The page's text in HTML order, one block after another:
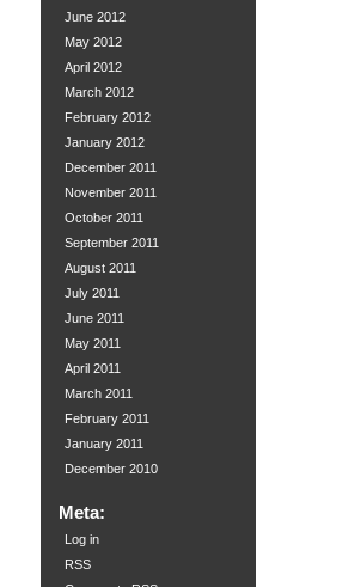
June 2012
May 2012
April 2012
March 2012
February 2012
January 2012
December 2011
November 2011
October 2011
September 2011
August 2011
July 2011
June 2011
May 2011
April 2011
March 2011
February 2011
January 2011
December 2010
Meta:
Log in
RSS